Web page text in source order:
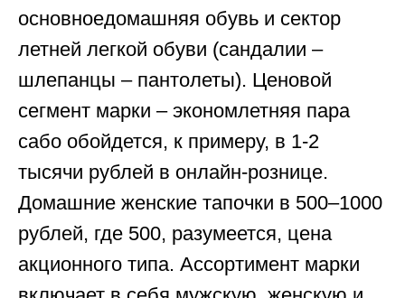
основноедомашняя обувь и сектор
летней легкой обуви (сандалии –
шлепанцы – пантолеты). Ценовой
сегмент марки – экономлетняя пара
сабо обойдется, к примеру, в 1-2
тысячи рублей в онлайн-рознице.
Домашние женские тапочки в 500–1000
рублей, где 500, разумеется, цена
акционного типа. Ассортимент марки